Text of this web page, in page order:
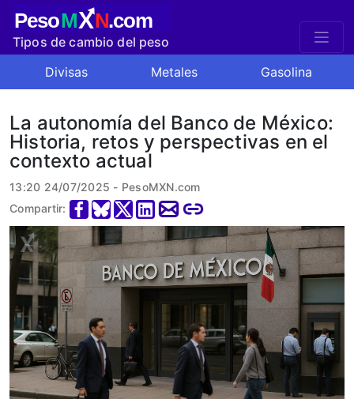
PesoMXN.com
Tipos de cambio del peso
Divisas Metales Gasolina
La autonomía del Banco de México:
Historia, retos y perspectivas en el
contexto actual
13:20 24/07/2025 - PesoMXN.com
Compartir: